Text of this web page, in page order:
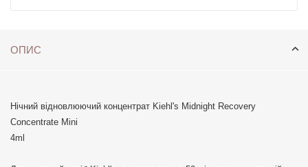
ОПИС
Нічний відновлюючий концентрат Kiehl's Midnight Recovery
Concentrate Mini
4ml